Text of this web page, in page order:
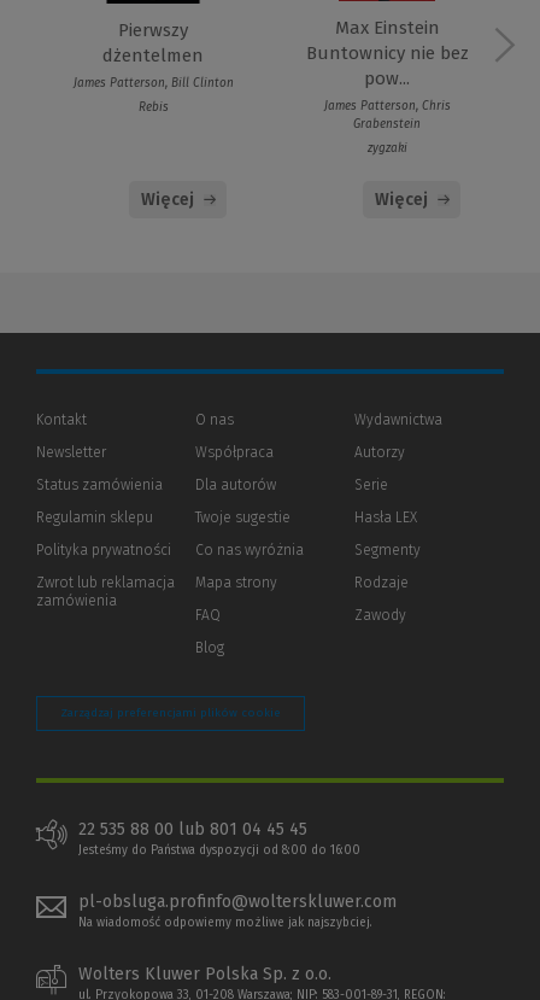
Pierwszy
dżentelmen
James Patterson, Bill Clinton
Rebis
Więcej
Max Einstein
Buntownicy nie bez
pow...
James Patterson, Chris
Grabenstein
zygzaki
Więcej
Kontakt
Newsletter
Status zamówienia
Regulamin sklepu
Polityka prywatności (Nowe
(Link
innej
Zwrot lub reklamacja
zamówienia
O nas
Współpraca
Dla autorów(Nowe
(Link
innej
strony)
Twoje sugestie
Co nas wyróżnia
Mapa strony
FAQ
Blog
Wydawnictwa
Autorzy
Serie
Hasła LEX
Segmenty
Rodzaje
Zawody
Zarządzaj preferencjami plików cookie
22 535 88 00 lub 801 04 45 45
Jesteśmy do Państwa dyspozycji od 8:00 do 16:00
pl-obsluga.profinfo@wolterskluwer.com
Na wiadomość odpowiemy możliwe jak najszybciej.
Wolters Kluwer Polska Sp. z o.o.
ul. Przyokopowa 33, 01-208 Warszawa; NIP: 583-001-89-31, REGON: